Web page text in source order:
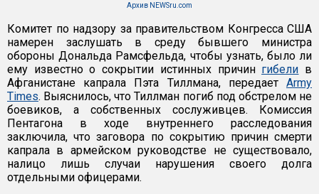
Архив NEWSru.com
Комитет по надзору за правительством Конгресса США
намерен заслушать в среду бывшего министра
обороны Дональда Рамсфельда, чтобы узнать, было ли
ему известно о сокрытии истинных причин гибели в
Афганистане капрала Пэта Тиллмана, передает Army
Times. Выяснилось, что Тиллман погиб под обстрелом не
боевиков, а собственных сослуживцев. Комиссия
Пентагона в ходе внутреннего расследования
заключила, что заговора по сокрытию причин смерти
капрала в армейском руководстве не существовало,
налицо лишь случаи нарушения своего долга
отдельными офицерами.